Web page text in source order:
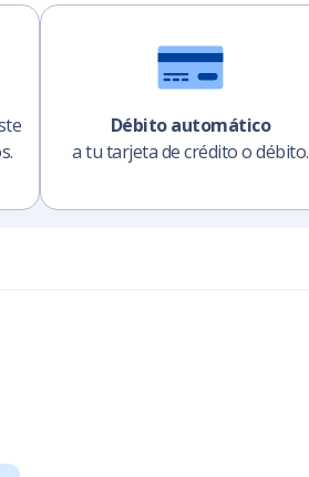
Débito automático
a tu tarjeta de crédito o débito.